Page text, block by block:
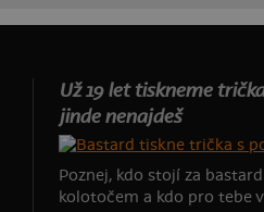
Už 19 let tiskneme
jinde nenajdeš
Poznej, kdo stojí za
kolotočem a kdo pro tebe